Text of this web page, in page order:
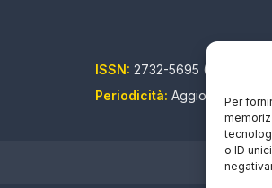
Per
o ID
ISSN: 2732-5695 (IT) - 2732-
Periodicità: Aggiornamento